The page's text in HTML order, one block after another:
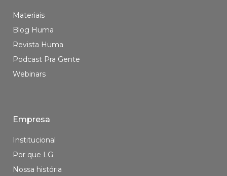
Materiais
Blog Huma
Revista Huma
Podcast Pra Gente
Webinars
Empresa
Institucional
Por que LG
Nossa história